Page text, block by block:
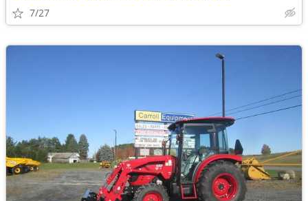
7/27